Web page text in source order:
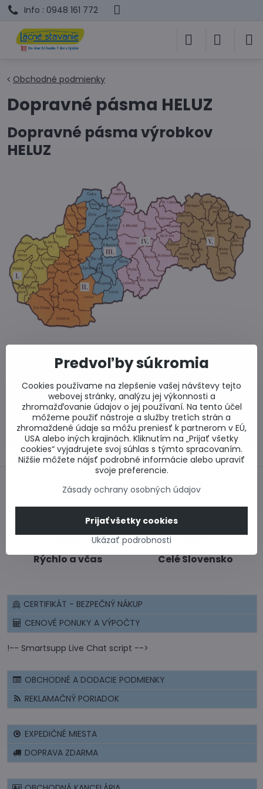
Info : 0948 161 772
Obchodné podmienky
Dopravné pásma HELUZ
Dopravné pásma výrobkov
HELUZ
0917 969 003
Technické poradenstvo
0948 987 787
Informácie k objednávkam
Po - Pi 8:00-15:00
info​@lacnestavanie​.sk
Rýchlo a včas Celé Slovensko
CERTIFIKÁT - BEZPEČNÝ NÁKUP
CENOVÉ PONUKY A VÝPOČTY
!-- Smartsupp Live Chat script -->
OBCHODNÉ A DODACIE PODMIENKY
REKLAMAČNÝ PORIADOK
EXPEDIČNÉ MIESTA
DOPRAVA ZDARMA
Predvoľby súkromia
Cookies používame na zlepšenie vašej návštevy tejto
webovej stránky, analýzu jej výkonnosti a
zhromažďovanie údajov o jej používaní. Na tento účel
môžeme použiť nástroje a služby tretích strán a
zhromaždené údaje sa môžu preniesť k partnerom v EÚ,
USA alebo iných krajinách. Kliknutím na „Prijať všetky
cookies“ vyjadrujete svoj súhlas s týmto spracovaním.
Nižšie môžete nájsť podrobné informácie alebo upraviť
svoje preferencie.
Zásady ochrany osobných údajov
Ukázať podrobnosti
Prijať všetky cookies